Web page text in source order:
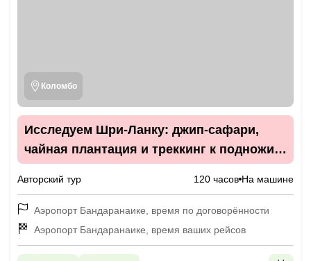
Коломбо
Исследуем Шри-Ланку: джип-сафари,
чайная плантация и треккинг к подножию
Авторский тур 120 часов На машине
Аэропорт Бандаранаике, время по договорённости
Аэропорт Бандаранаике, время ваших рейсов